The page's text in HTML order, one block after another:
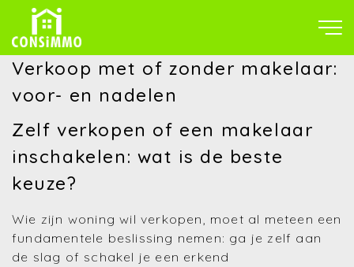
Verkoop met of zonder makelaar:
voor- en nadelen
Zelf verkopen of een makelaar
inschakelen: wat is de beste
keuze?
Wie zijn woning wil verkopen, moet al meteen een
fundamentele beslissing nemen: ga je zelf aan
de slag of schakel je een erkend